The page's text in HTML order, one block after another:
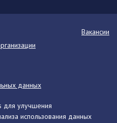
для улучшения
использования данных
Вакансии
данных